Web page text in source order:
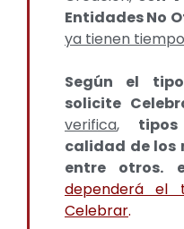
Entidades No
ya tienen tiempo
Según el
solicite
verifica,
calidad de los
entre otros.
dependerá el
Celebrar.